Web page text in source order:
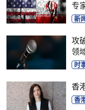
专
新
攻
领
时
香
香